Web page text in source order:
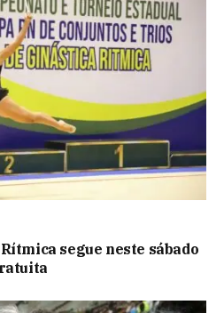
segue neste sábado